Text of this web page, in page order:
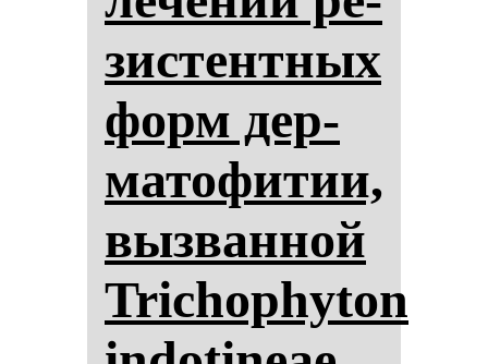
зис­тен­тных
форм дер­
ма­то­фи­тии,
выз­ван­ной
Trichophyton